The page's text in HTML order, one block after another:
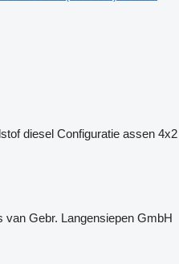
diesel Configuratie assen 4x2
van Gebr. Langensiepen GmbH